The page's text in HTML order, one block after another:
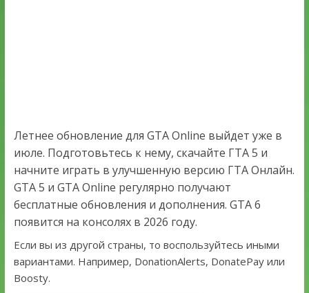
Летнее обновление для GTA Online выйдет уже в
июле. Подготовьтесь к нему, скачайте ГТА 5 и
начните играть в улучшенную версию ГТА Онлайн.
GTA 5 и GTA Online регулярно получают
бесплатные обновления и дополнения. GTA 6
появится на консолях в 2026 году.
Если вы из другой страны, то воспользуйтесь иными
вариантами. Например, DonationAlerts, DonatePay или
Boosty.